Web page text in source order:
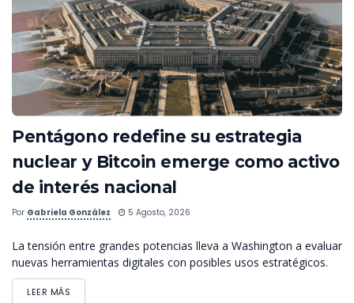
Pentágono redefine su estrategia
nuclear y Bitcoin emerge como activo
de interés nacional
Por Gabriela González 5 Agosto, 2026
La tensión entre grandes potencias lleva a Washington a evaluar
nuevas herramientas digitales con posibles usos estratégicos.
LEER MÁS